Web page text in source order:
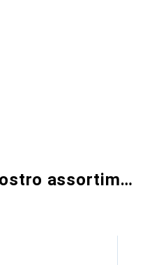
Altri prodotti dal nostro assortimento